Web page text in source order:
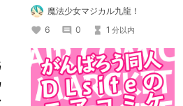
魔法少女マジカル九龍！
6
0 1 分以内